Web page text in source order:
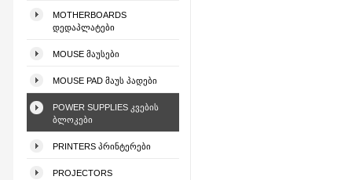
MOTHERBOARDS
ᲓᲔᲓᲐᲞᲚᲐᲢᲔᲑᲘ
MOUSE ᲛᲐᲣᲡᲔᲑᲘ
MOUSE PAD ᲛᲐᲣᲡ ᲞᲐᲓᲔᲑᲘ
POWER SUPPLIES ᲙᲕᲔᲑᲘᲡ
ᲑᲚᲝᲙᲔᲑᲘ
PRINTERS ᲞᲠᲘᲜᲢᲔᲠᲔᲑᲘ
PROJECTORS